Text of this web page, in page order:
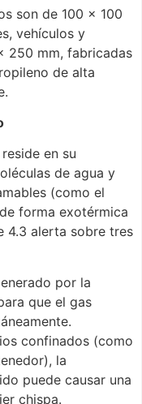
son de 100 x 100
vehículos y
250 mm, fabricadas
de alta
en su
de agua y
(como el
forma exotérmica
4.3 alerta sobre tres
por la
que el gas
confinados (como
la
puede causar una
chispa.